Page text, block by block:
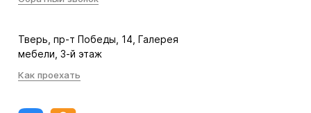
Тверь, пр-т Победы, 14, Галерея
мебели, 3-й этаж
Как проехать